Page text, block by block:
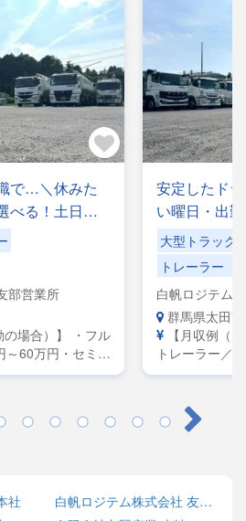
で…＼休みた
べる！土日休
降ろしの力仕
部営業所
の場合）】 ・フル
～60万円・セミト
50万円・大型／月
安定したド
い曜日・出
みもOK／手
事なし！
大型トラック
トレーラー（
白帆ロジテム
群馬県太田市
【月収例（
トレーラー／
レーラー／月
社
白帆ロジテム株式会社 友部営業所